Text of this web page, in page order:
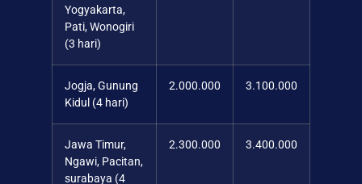
Yogyakarta,
Pati, Wonogiri
(3 hari)
Jogja, Gunung
Kidul (4 hari)
2.000.000 3.100.000
Jawa Timur,
Ngawi, Pacitan,
surabaya (4
2.300.000 3.400.000